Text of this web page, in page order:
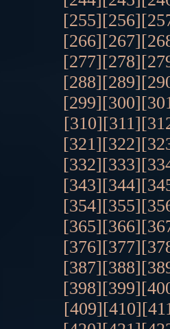
[255][256]
[266][267]
[277][278]
[288][289]
[299][300]
[310][311]
[321][322]
[332][333]
[343][344]
[354][355]
[365][366]
[376][377]
[387][388]
[398][399]
[409][410]